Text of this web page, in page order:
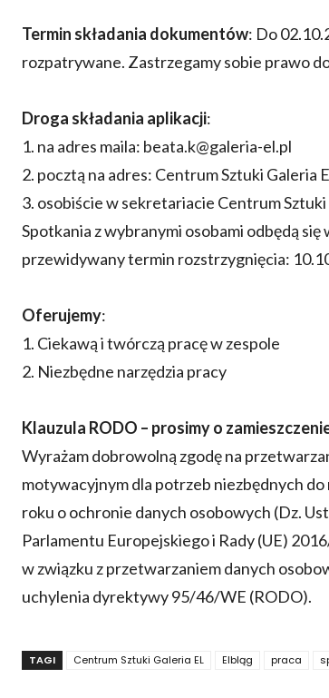
Termin składania dokumentów: Do
rozpatrywane. Zastrzegamy sobie prawo
Droga składania aplikacji:
1. na adres maila: beata.k@galeria-el.pl
2. pocztą na adres: Centrum Sztuki Galeria
3. osobiście w sekretariacie Centrum
Spotkania z wybranymi osobami odbędą
przewidywany termin rozstrzygnięcia:
Oferujemy:
1. Ciekawą i twórczą pracę w zespole
2. Niezbędne narzędzia pracy
Klauzula RODO – prosimy o
Wyrażam dobrowolną zgodę na
motywacyjnym dla potrzeb niezbędnych
roku o ochronie danych osobowych (Dz.
Parlamentu Europejskiego i Rady (UE)
w związku z przetwarzaniem danych
uchylenia dyrektywy 95/46/WE (RODO).
TAGI Centrum Sztuki Galeria EL Elbląg praca